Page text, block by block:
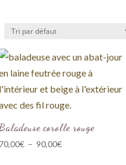
Baladeuse corolle rouge
70,00€ – 90,00€Plage